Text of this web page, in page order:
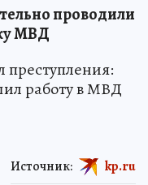
проводили
МВД
работу в МВД
Источник: kp.ru